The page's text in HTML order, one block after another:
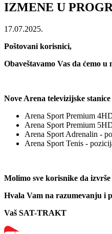
IZMENE U
17.07.2025.
Poštovani korisnici,
Obaveštavamo Vas da ćemo
Nove Arena televizijske
Arena Sport Premium
Arena Sport Premium
Arena Sport Adrenalin -
Arena Sport Tenis -
Molimo sve korisnike da
Hvala Vam na razumevanju i
Vaš SAT-TRAKT